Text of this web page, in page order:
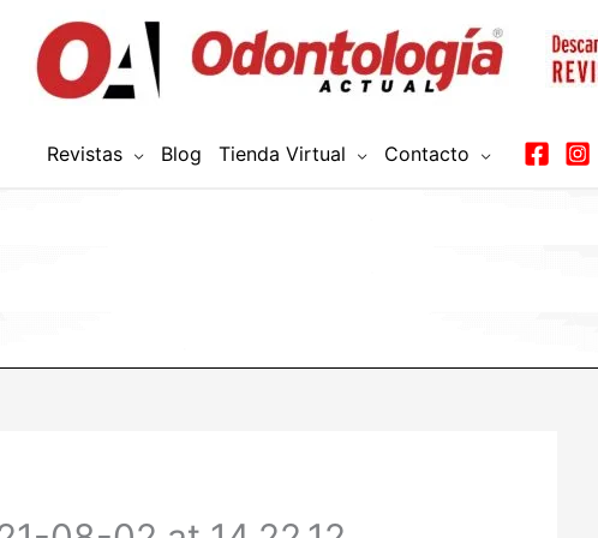
Revistas Blog Tienda Virtual Contacto